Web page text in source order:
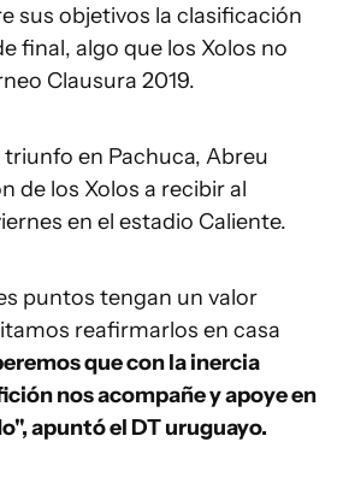
sus objetivos la clasificación
final, algo que los Xolos no
Clausura 2019.
en Pachuca, Abreu
de los Xolos a recibir al
en el estadio Caliente.
puntos tengan un valor
reafirmarlos en casa
que con la inercia
nos acompañe y apoye en
apuntó el DT uruguayo.